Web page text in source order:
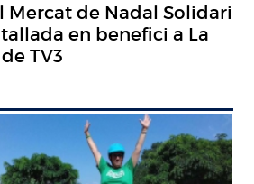
Mercat de Nadal Solidari
en benefici a La
TV3